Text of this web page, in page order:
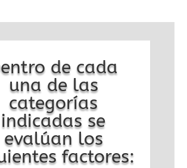
de cada
una de las
categorías
indicadas se
evalúan los
factores: